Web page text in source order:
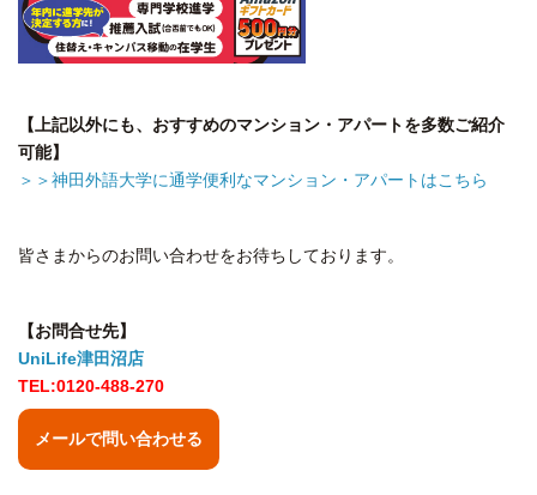
【上記以外にも、おすすめのマンション・アパートを多数ご紹介
可能】
＞＞神田外語大学に通学便利なマンション・アパートはこちら
皆さまからのお問い合わせをお待ちしております。
【お問合せ先】
UniLife津田沼店
TEL:0120-488-270
メールで問い合わせる